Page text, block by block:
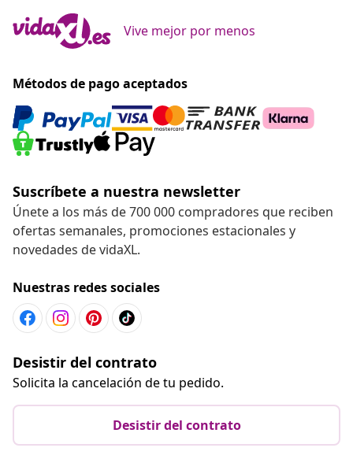
Vive mejor por menos
Métodos de pago aceptados
Suscríbete a nuestra newsletter
Únete a los más de 700 000 compradores que reciben
ofertas semanales, promociones estacionales y
novedades de vidaXL.
Nuestras redes sociales
Desistir del contrato
Solicita la cancelación de tu pedido.
Desistir del contrato